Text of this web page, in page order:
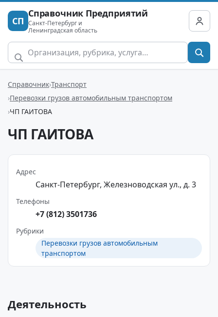
СП
Справочник Предприятий
Санкт-Петербург и
Ленинградская область
Справочник Транспорт
Перевозки грузов автомобильным транспортом
ЧП ГАИТОВА
ЧП ГАИТОВА
Адрес
Санкт-Петербург, Железноводская ул., д. 3
Телефоны
+7 (812) 3501736
Рубрики
Перевозки грузов автомобильным
транспортом
Деятельность